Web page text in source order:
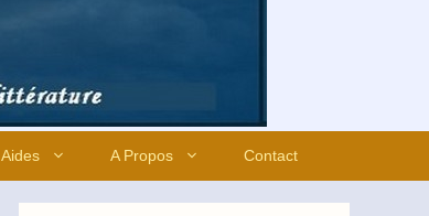
Aides A Propos Contact